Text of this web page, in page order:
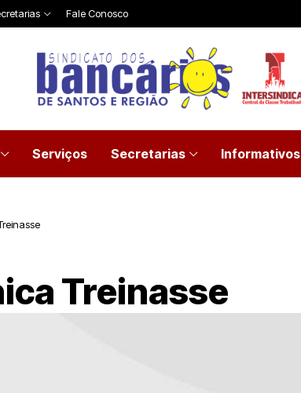
Fale Conosco
Serviços Secretarias Informativos
Treinasse